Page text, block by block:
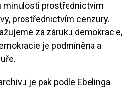
minulosti prostřednictvím
prostřednictvím cenzury.
za záruku demokracie,
je podmíněna a
je pak podle Ebelinga